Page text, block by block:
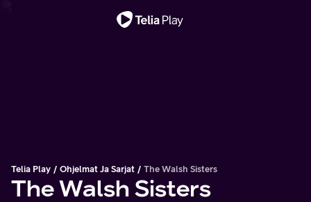
Telia Play Ohjelmat Ja Sarjat The Walsh Sisters
The Walsh Sisters